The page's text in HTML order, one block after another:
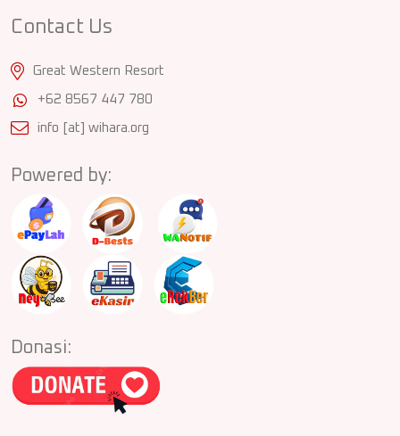
Contact Us
Great Western Resort
+62 8567 447 780
info [at] wihara.org
Powered by:
Donasi: